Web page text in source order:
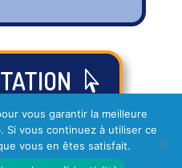
vous garantir la meilleure
vous continuez à utiliser ce
vous en êtes satisfait.